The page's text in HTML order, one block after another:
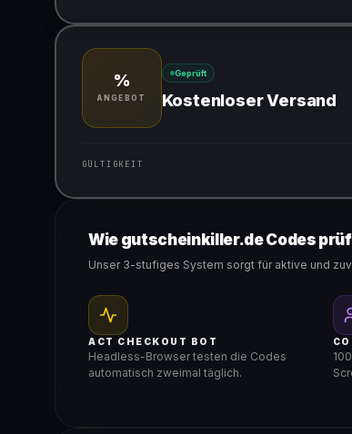
Gültig für teilnehmende Produkte
%
ANGEBOT
Geprüft
Kostenloser Versand
GÜLTIGKEIT
Gültig für teilnehmende Produkte
Wie gutscheinkiller.de Codes
Unser 3-stufiges System sorgt für aktive und
ACT CHECKOUT BOT
Headless-Browser testen die Codes
automatisch zweimal täglich.